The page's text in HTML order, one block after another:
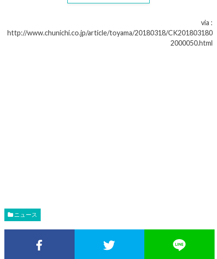
via :
http://www.chunichi.co.jp/article/toyama/20180318/CK201803180
2000050.html
ニュース
Facebookでシェア Twitterでシェア